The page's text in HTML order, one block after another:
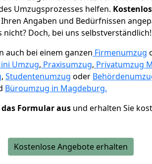
Umzugsprozesses helfen. K
Angaben und Bedürfnissen
nicht? Doch, bei uns selbstverständlich!
auch bei einem ganzen Firmenumzug
Umzug, Praxisumzug, Privatumzug
, Studentenumzug oder
Büroumzug in Magdeburg.
Formular aus und erhalten Sie
Kostenlose Angebote erhalten